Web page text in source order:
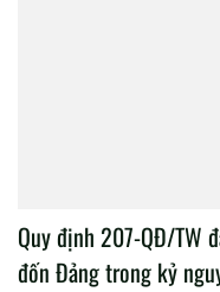
Quy định 207-QĐ/TW
đốn Đảng trong kỷ